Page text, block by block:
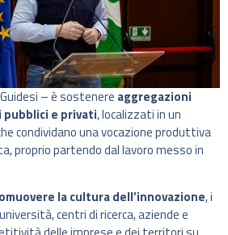
– è sostenere aggregazioni
e privati, localizzati in un
condividano una vocazione produttiva
proprio partendo dal lavoro messo in
la cultura dell’innovazione, i
centri di ricerca, aziende e